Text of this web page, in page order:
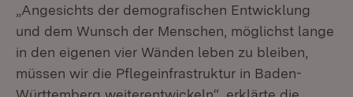
„Angesichts der demografischen Entwicklung
und dem Wunsch der Menschen, möglichst lange
in den eigenen vier Wänden leben zu bleiben,
müssen wir die Pflegeinfrastruktur in Baden-